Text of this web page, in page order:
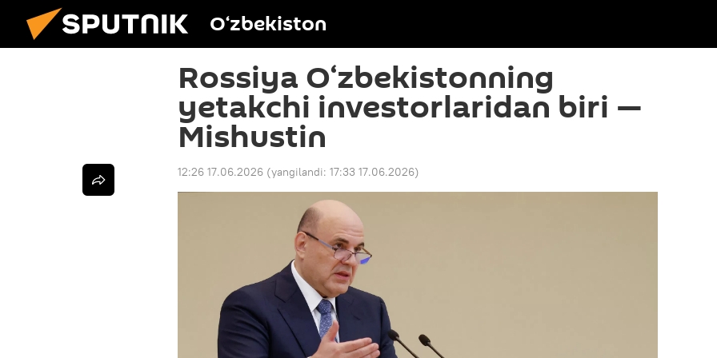
O‘zbekiston
Rossiya O‘zbekistonning
yetakchi investorlaridan biri —
Mishustin
12:26 17.06.2026 (yangilandi: 17:33 17.06.2026)